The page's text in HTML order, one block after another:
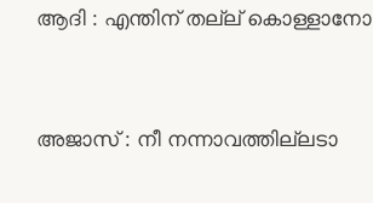
ആദി : എന്തിന് തല്ല് കൊള്ളാനോ
അജാസ് : നീ നന്നാവത്തില്ലടാ